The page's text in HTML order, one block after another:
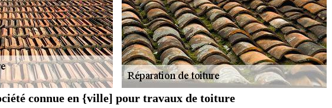
connue en {ville] pour travaux de toiture